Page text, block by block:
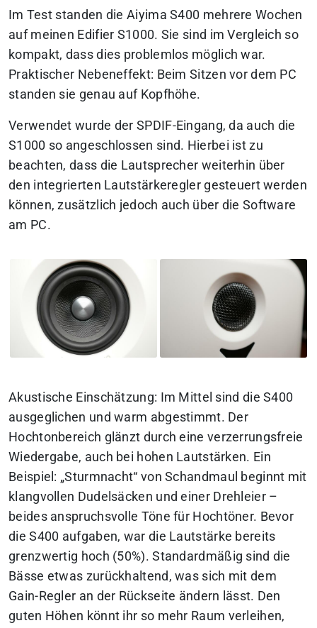
Im Test standen die Aiyima S400 mehrere Wochen
auf meinen Edifier S1000. Sie sind im Vergleich so
kompakt, dass dies problemlos möglich war.
Praktischer Nebeneffekt: Beim Sitzen vor dem PC
standen sie genau auf Kopfhöhe.
Verwendet wurde der SPDIF-Eingang, da auch die
S1000 so angeschlossen sind. Hierbei ist zu
beachten, dass die Lautsprecher weiterhin über
den integrierten Lautstärkeregler gesteuert werden
können, zusätzlich jedoch auch über die Software
am PC.
Akustische Einschätzung: Im Mittel sind die S400
ausgeglichen und warm abgestimmt. Der
Hochtonbereich glänzt durch eine verzerrungsfreie
Wiedergabe, auch bei hohen Lautstärken. Ein
Beispiel: „Sturmnacht“ von Schandmaul beginnt mit
klangvollen Dudelsäcken und einer Drehleier –
beides anspruchsvolle Töne für Hochtöner. Bevor
die S400 aufgaben, war die Lautstärke bereits
grenzwertig hoch (50%). Standardmäßig sind die
Bässe etwas zurückhaltend, was sich mit dem
Gain-Regler an der Rückseite ändern lässt. Den
guten Höhen könnt ihr so mehr Raum verleihen,